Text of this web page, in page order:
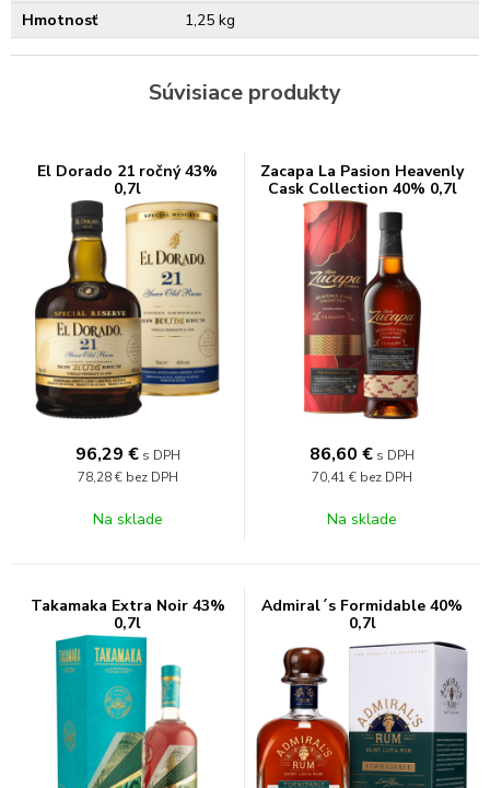
Hmotnosť
1,25 kg
Súvisiace produkty
El Dorado 21 ročný 43%
0,7l
96,29 € s DPH
78,28 € bez DPH
Na sklade
Zacapa La Pasion Heavenly
Cask Collection 40% 0,7l
86,60 € s DPH
70,41 € bez DPH
Na sklade
Takamaka Extra Noir 43%
0,7l
Admiral´s Formidable 40%
0,7l